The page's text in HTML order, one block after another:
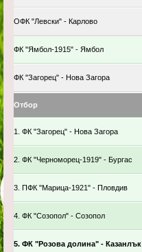
ОФК "Левски" - Карлово
ФК "Ямбол-1915" - Ямбол
ФК "Загорец" - Нова Загора
Отбор
1. ФК "Загорец" - Нова Загора
2. ФК "Черноморец-1919" - Бургас
3. ПФК "Марица-1921" - Пловдив
4. ФК "Созопол" - Созопол
5. ФК "Розова долина" - Казанлък